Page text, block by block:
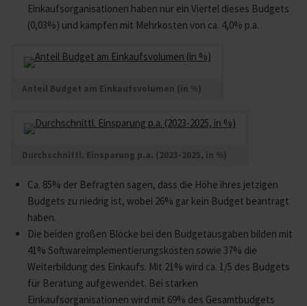
Einkaufsorganisationen haben nur ein Viertel dieses Budgets
(0,03%) und kämpfen mit Mehrkosten von ca. 4,0% p.a.
Anteil Budget am Einkaufsvolumen (in %)
Durchschnittl. Einsparung p.a. (2023-2025, in %)
Ca. 85% der Befragten sagen, dass die Höhe ihres jetzigen
Budgets zu niedrig ist, wobei 26% gar kein Budget beantragt
haben.
Die beiden großen Blöcke bei den Budgetausgaben bilden mit
41% Softwareimplementierungskosten sowie 37% die
Weiterbildung des Einkaufs. Mit 21% wird ca. 1/5 des Budgets
für Beratung aufgewendet. Bei starken
Einkaufsorganisationen wird mit 69% des Gesamtbudgets